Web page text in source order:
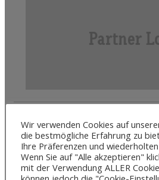
Wir verwenden Cookies auf
die bestmögliche Erfahrung zu
Ihre Präferenzen und
Wenn Sie auf "Alle akzeptieren"
mit der Verwendung ALLER